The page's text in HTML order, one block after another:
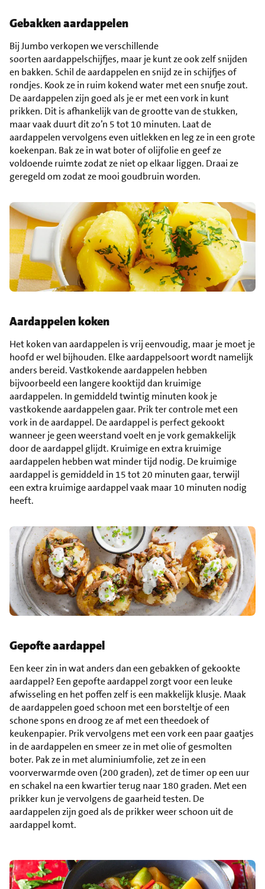
Gebakken aardappelen
Bij Jumbo verkopen we verschillende
soorten aardappelschijfjes, maar je kunt ze ook zelf snijden
en bakken. Schil de aardappelen en snijd ze in schijfjes of
rondjes. Kook ze in ruim kokend water met een snufje zout.
De aardappelen zijn goed als je er met een vork in kunt
prikken. Dit is afhankelijk van de grootte van de stukken,
maar vaak duurt dit zo’n 5 tot 10 minuten. Laat de
aardappelen vervolgens even uitlekken en leg ze in een grote
koekenpan. Bak ze in wat boter of olijfolie en geef ze
voldoende ruimte zodat ze niet op elkaar liggen. Draai ze
geregeld om zodat ze mooi goudbruin worden.
Aardappelen koken
Het koken van aardappelen is vrij eenvoudig, maar je moet je
hoofd er wel bijhouden. Elke aardappelsoort wordt namelijk
anders bereid. Vastkokende aardappelen hebben
bijvoorbeeld een langere kooktijd dan kruimige
aardappelen. In gemiddeld twintig minuten kook je
vastkokende aardappelen gaar. Prik ter controle met een
vork in de aardappel. De aardappel is perfect gekookt
wanneer je geen weerstand voelt en je vork gemakkelijk
door de aardappel glijdt. Kruimige en extra kruimige
aardappelen hebben wat minder tijd nodig. De kruimige
aardappel is gemiddeld in 15 tot 20 minuten gaar, terwijl
een extra kruimige aardappel vaak maar 10 minuten nodig
heeft.
Gepofte aardappel
Een keer zin in wat anders dan een gebakken of gekookte
aardappel? Een gepofte aardappel zorgt voor een leuke
afwisseling en het poffen zelf is een makkelijk klusje. Maak
de aardappelen goed schoon met een borsteltje of een
schone spons en droog ze af met een theedoek of
keukenpapier. Prik vervolgens met een vork een paar gaatjes
in de aardappelen en smeer ze in met olie of gesmolten
boter. Pak ze in met aluminiumfolie, zet ze in een
voorverwarmde oven (200 graden), zet de timer op een uur
en schakel na een kwartier terug naar 180 graden. Met een
prikker kun je vervolgens de gaarheid testen. De
aardappelen zijn goed als de prikker weer schoon uit de
aardappel komt.